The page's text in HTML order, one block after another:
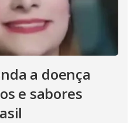
a doença
e sabores